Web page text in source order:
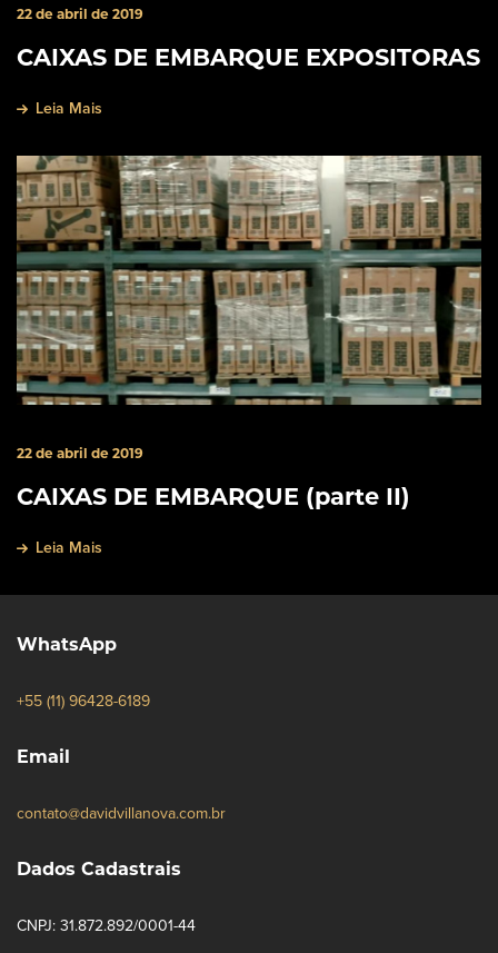
22 de abril de 2019
CAIXAS DE EMBARQUE EXPOSITORAS
Leia Mais
22 de abril de 2019
CAIXAS DE EMBARQUE (parte II)
Leia Mais
WhatsApp
+55 (11) 96428-6189
Email
contato@davidvillanova.com.br
Dados Cadastrais
CNPJ: 31.872.892/0001-44